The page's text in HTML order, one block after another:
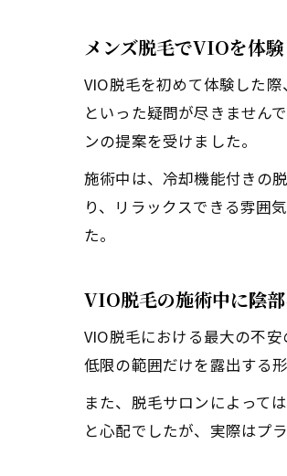
メンズ脱毛でVIOを体
VIO脱毛を初めて体験した
といった疑問が尽きません
ンの提案を受けました。
施術中は、冷却機能付きの
り、リラックスできる雰囲
た。
VIO脱毛の施術中に陰
VIO脱毛における最大の不
低限の範囲だけを露出する
また、脱毛サロンによって
と心配でしたが、実際はプ